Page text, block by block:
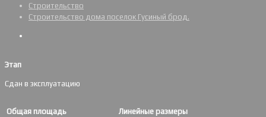
Строительство
Строительство дома поселок Гусиный брод.
Этап
Сдан в эксплуатацию
Общая площадь
Линейные размеры